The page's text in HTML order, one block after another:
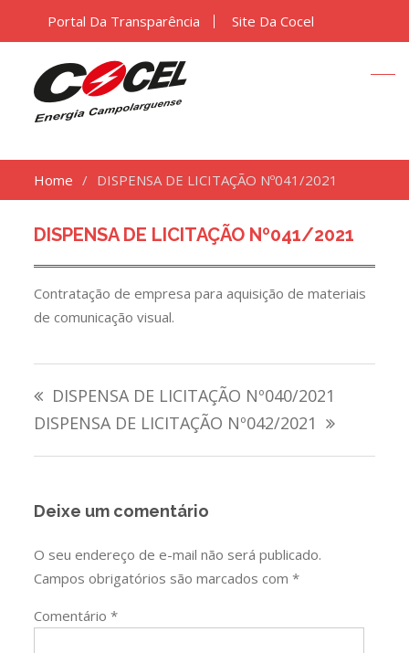
Portal Da Transparência Site Da Cocel
Home DISPENSA DE LICITAÇÃO Nº041/2021
DISPENSA DE LICITAÇÃO Nº041/2021
Contratação de empresa para aquisição de materiais
de comunicação visual.
DISPENSA DE LICITAÇÃO Nº040/2021
DISPENSA DE LICITAÇÃO Nº042/2021
Deixe um comentário
O seu endereço de e-mail não será publicado.
Campos obrigatórios são marcados com*
Comentário*